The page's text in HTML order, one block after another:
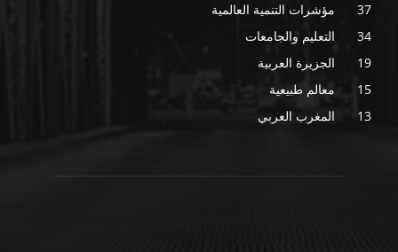
مؤشرات التنمية العالمية
37
التعليم والجامعات
34
الجزيرة العربية
19
معالم طبيعية
15
المغرب العربي
13